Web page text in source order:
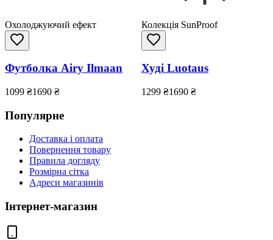
Охолоджуючий ефект
Футболка Airy Ilmaan
1099 ₴1690 ₴
Колекція SunProof
Худі Luotaus
1299 ₴1690 ₴
Популярне
Доставка і оплата
Повернення товару
Правила догляду
Розмірна сітка
Адреси магазинів
Інтернет-магазин